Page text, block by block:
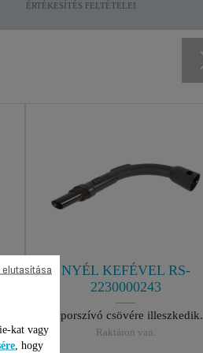
ÉRTÉKESÍTÉS FELTÉTELEI
NYÉL KEFÉVEL RS-
2230000243
A porszívó csövére illeszkedik.
Raktáron van.
kat vagy
, hogy
elutasítása